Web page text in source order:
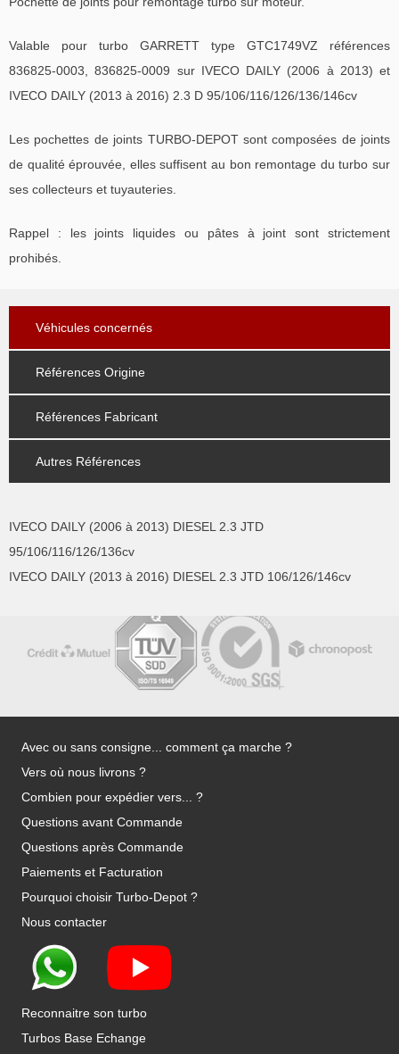
Valable pour turbo GARRETT type GTC1749VZ références
836825-0003, 836825-0009 sur IVECO DAILY (2006 à 2013) et
IVECO DAILY (2013 à 2016) 2.3 D 95/106/116/126/136/146cv
Les pochettes de joints TURBO-DEPOT sont composées de joints
de qualité éprouvée, elles suffisent au bon remontage du turbo sur
ses collecteurs et tuyauteries.
Rappel : les joints liquides ou pâtes à joint sont strictement
prohibés.
Véhicules concernés
Références Origine
Références Fabricant
Autres Références
IVECO DAILY (2006 à 2013) DIESEL 2.3 JTD
95/106/116/126/136cv
IVECO DAILY (2013 à 2016) DIESEL 2.3 JTD 106/126/146cv
Avec ou sans consigne... comment ça marche ?
Vers où nous livrons ?
Combien pour expédier vers... ?
Questions avant Commande
Questions après Commande
Paiements et Facturation
Pourquoi choisir Turbo-Depot ?
Nous contacter
Reconnaitre son turbo
Turbos Base Echange